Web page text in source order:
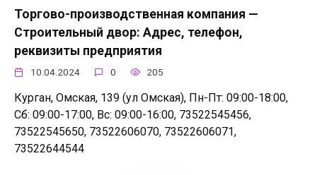
Торгово-производственная компания —
Строительный двор: Адрес, телефон,
реквизиты предприятия
10.04.2024 0 205
Курган, Омская, 139 (ул Омская), Пн-Пт: 09:00-18:00,
Сб: 09:00-17:00, Вс: 09:00-16:00, 73522545456,
73522545650, 73522606070, 73522606071,
73522644544